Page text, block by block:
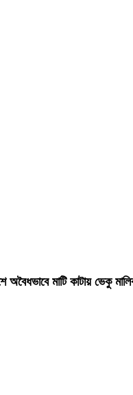
অবৈধভাবে মাটি কাটায় ভেকু